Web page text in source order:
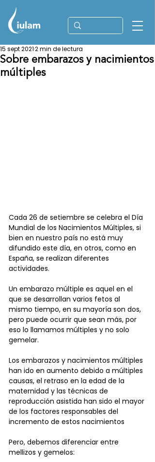
Sobre embarazos y nacimientos
múltiples
15 sept 20212 min de lectura
Cada 26 de setiembre se celebra el Día
Mundial de los Nacimientos Múltiples, si
bien en nuestro país no está muy
difundido este día, en otros, como en
España, se realizan diferentes
actividades.
Un embarazo múltiple es aquel en el
que se desarrollan varios fetos al
mismo tiempo, en su mayoría son dos,
pero puede ocurrir que sean más, por
eso lo llamamos múltiples y no solo
gemelar.
Los embarazos y nacimientos múltiples
han ido en aumento debido a múltiples
causas, el retraso en la edad de la
maternidad y las técnicas de
reproducción asistida han sido el mayor
de los factores responsables del
incremento de estos nacimientos
Pero, debemos diferenciar entre
mellizos y gemelos: